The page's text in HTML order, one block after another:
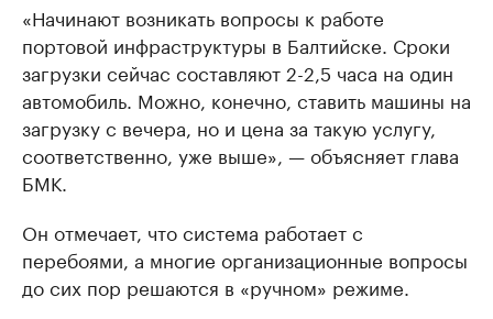
«Начинают возникать вопросы к работе
портовой инфраструктуры в Балтийске. Сроки
загрузки сейчас составляют 2-2,5 часа на один
автомобиль. Можно, конечно, ставить машины на
загрузку с вечера, но и цена за такую услугу,
соответственно, уже выше», — объясняет глава
БМК.
Он отмечает, что система работает с
перебоями, а многие организационные вопросы
до сих пор решаются в «ручном» режиме.